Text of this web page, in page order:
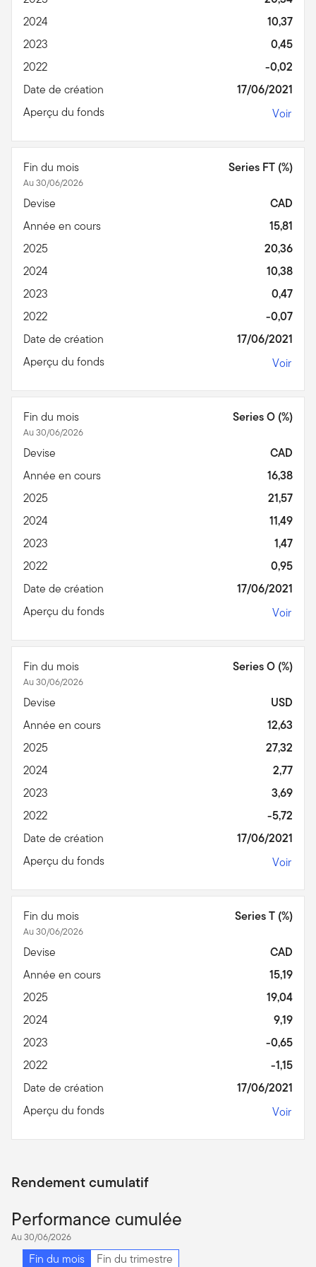
2024
10,37
2023
0,45
2022
-0,02
Date de création
17/06/2021
Aperçu du fonds
Voir
Fin du mois
Au 30/06/2026
Series FT (%)
Devise
CAD
Année en cours
15,81
2025
20,36
2024
10,38
2023
0,47
2022
-0,07
Date de création
17/06/2021
Aperçu du fonds
Voir
Fin du mois
Au 30/06/2026
Series O (%)
Devise
CAD
Année en cours
16,38
2025
21,57
2024
11,49
2023
1,47
2022
0,95
Date de création
17/06/2021
Aperçu du fonds
Voir
Fin du mois
Au 30/06/2026
Series O (%)
Devise
USD
Année en cours
12,63
2025
27,32
2024
2,77
2023
3,69
2022
-5,72
Date de création
17/06/2021
Aperçu du fonds
Voir
Fin du mois
Au 30/06/2026
Series T (%)
Devise
CAD
Année en cours
15,19
2025
19,04
2024
9,19
2023
-0,65
2022
-1,15
Date de création
17/06/2021
Aperçu du fonds
Voir
Rendement cumulatif
Performance cumulée
Au 30/06/2026
Fin du mois Fin du trimestre